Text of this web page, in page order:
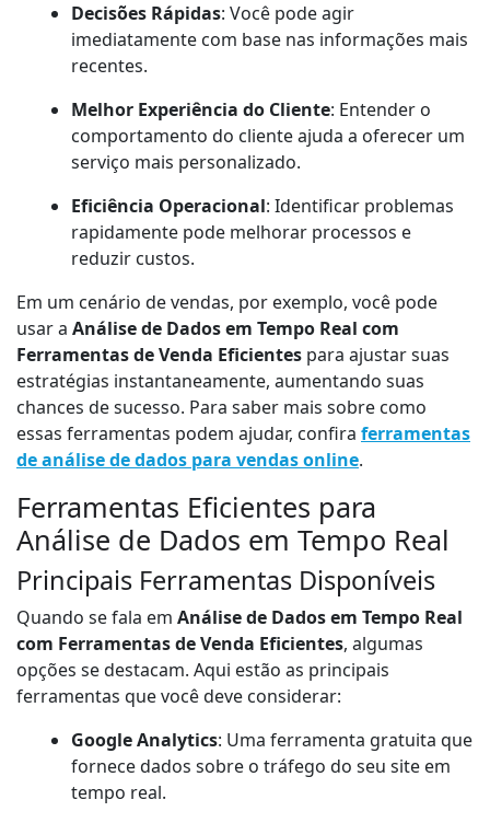
Decisões Rápidas: Você pode agir
imediatamente com base nas informações mais
recentes.
Melhor Experiência do Cliente: Entender o
comportamento do cliente ajuda a oferecer um
serviço mais personalizado.
Eficiência Operacional: Identificar problemas
rapidamente pode melhorar processos e
reduzir custos.
Em um cenário de vendas, por exemplo, você pode
usar a Análise de Dados em Tempo Real com
Ferramentas de Venda Eficientes para ajustar suas
estratégias instantaneamente, aumentando suas
chances de sucesso. Para saber mais sobre como
essas ferramentas podem ajudar, confira ferramentas
de análise de dados para vendas online.
Ferramentas Eficientes para
Análise de Dados em Tempo Real
Principais Ferramentas Disponíveis
Quando se fala em Análise de Dados em Tempo Real
com Ferramentas de Venda Eficientes, algumas
opções se destacam. Aqui estão as principais
ferramentas que você deve considerar:
Google Analytics: Uma ferramenta gratuita que
fornece dados sobre o tráfego do seu site em
tempo real.